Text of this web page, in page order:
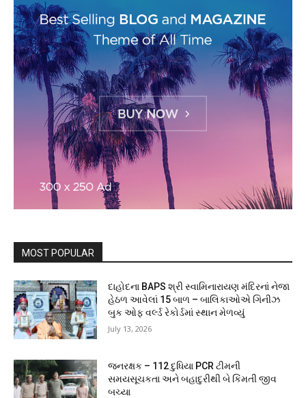
MOST POPULAR
દાહોદના BAPS શ્રી સ્વામિનારાયણ મંદિરનાં નેજા
હેઠળ આવેલાં 15 બાળ – બાલિકાઓએ ગિનીઝ
બુક ઓફ વર્લ્ડ રેકોર્ડમાં સ્થાન મેળવ્યું
July 13, 2026
જનરક્ષક – 112 દુધિયા PCR ટીમની
સમયસૂચકતા અને બહાદુરીથી બે કિંમતી જીવ
બચ્યા